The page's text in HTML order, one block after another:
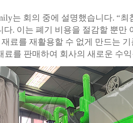
는 회의 중에 설명했습니다. “
. 이는 폐기 비용을 절감할 뿐만
료를 재활용할 수 없게 만드는
를 판매하여 회사의 새로운 수